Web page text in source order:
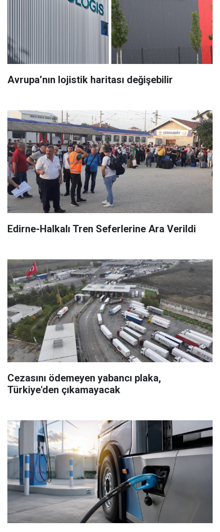
Avrupa’nın lojistik haritası değişebilir
Edirne-Halkalı Tren Seferlerine Ara Verildi
Cezasını ödemeyen yabancı plaka,
Türkiye'den çıkamayacak